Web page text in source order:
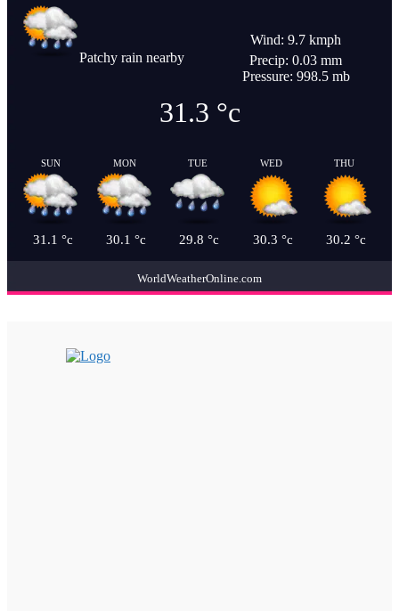
Patchy rain nearby
Wind: 9.7 kmph
Precip: 0.03 mm
Pressure: 998.5 mb
31.3 °c
SUN
31.1 °c
MON
30.1 °c
TUE
29.8 °c
WED
30.3 °c
THU
30.2 °c
WorldWeatherOnline.com